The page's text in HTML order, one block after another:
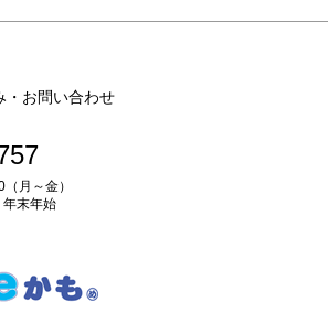
・お問い合わせ
月～金）
末年始